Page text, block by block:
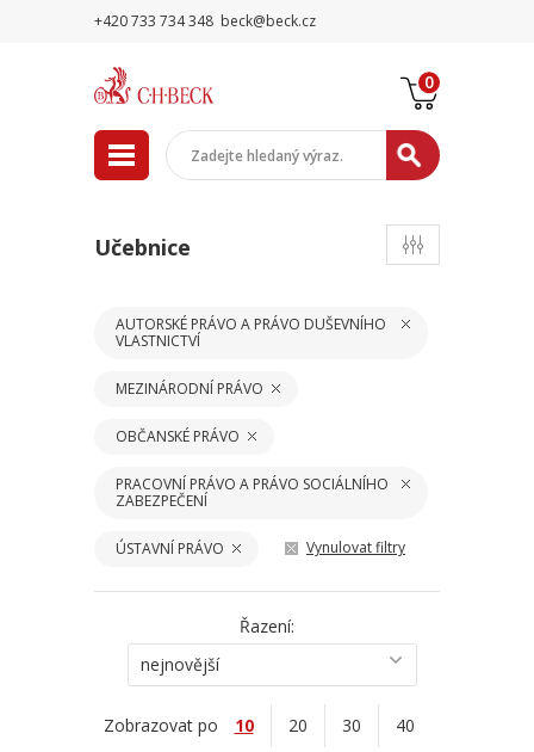
+420 733 734 348 beck@beck.cz
0
Učebnice
AUTORSKÉ PRÁVO A PRÁVO DUŠEVNÍHO
VLASTNICTVÍ
MEZINÁRODNÍ PRÁVO
OBČANSKÉ PRÁVO
PRACOVNÍ PRÁVO A PRÁVO SOCIÁLNÍHO
ZABEZPEČENÍ
ÚSTAVNÍ PRÁVO Vynulovat filtry
Řazení:
nejnovější
Zobrazovat po 10 20 30 40